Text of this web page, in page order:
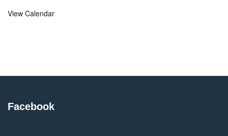
View Calendar
Facebook